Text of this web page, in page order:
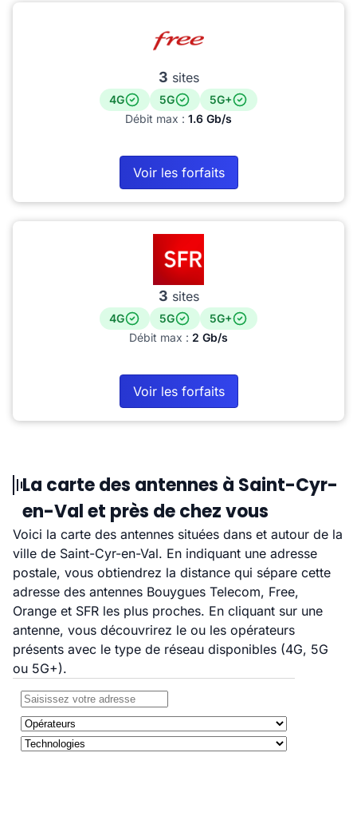
3 sites
4G 5G
5G+
Débit max : 1.6 Gb/s
Voir les forfaits
3 sites
4G 5G
5G+
Débit max : 2 Gb/s
Voir les forfaits
La carte des antennes à Saint-Cyr-
en-Val et près de chez vous
Voici la carte des antennes situées dans et autour de la
ville de Saint-Cyr-en-Val. En indiquant une adresse
postale, vous obtiendrez la distance qui sépare cette
adresse des antennes Bouygues Telecom, Free,
Orange et SFR les plus proches. En cliquant sur une
antenne, vous découvrirez le ou les opérateurs
présents avec le type de réseau disponibles (4G, 5G
ou 5G+).